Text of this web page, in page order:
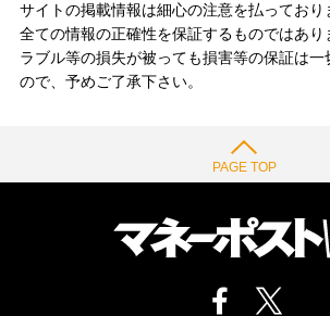
サイトの掲載情報は細心の注意を払っており
全ての情報の正確性を保証するものではあり
ラブル等の損失が被っても損害等の保証は一
ので、予めご了承下さい。
PAGE TOP